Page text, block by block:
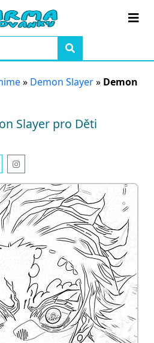
» Demon Slayer» Demon
Slayer pro Děti